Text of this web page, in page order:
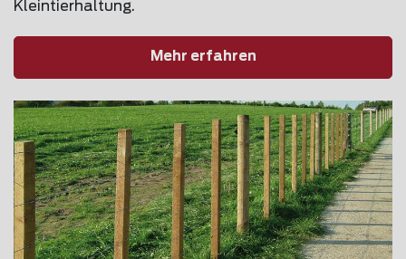
Kleintierhaltung.
Mehr erfahren